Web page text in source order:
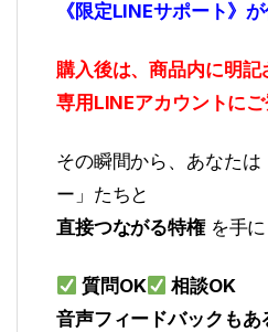
《限定LINEサポート》
購入後は、商品内に明記
専用LINEアカウントにご
その瞬間から、あなた
ー」たちと
直接つながる特権を手に
質問OK
相談OK
音声フィードバックもあ